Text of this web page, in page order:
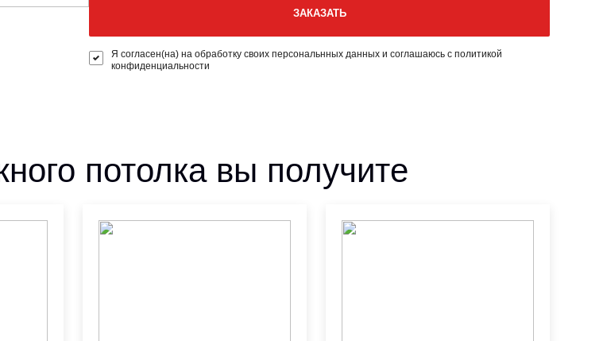
Я согласен(на) на обработку своих персональнных данных и соглашаюсь с политикой
конфиденциальности
потолка вы получите